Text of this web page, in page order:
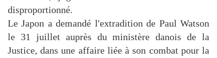
disproportionné.
Le Japon a demandé l'extradition de Paul Watson
le 31 juillet auprès du ministère danois de la
Justice, dans une affaire liée à son combat pour la